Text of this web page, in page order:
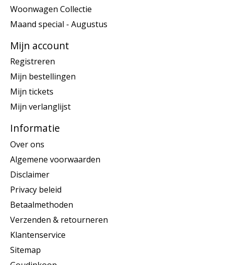
Woonwagen Collectie
Maand special - Augustus
Mijn account
Registreren
Mijn bestellingen
Mijn tickets
Mijn verlanglijst
Informatie
Over ons
Algemene voorwaarden
Disclaimer
Privacy beleid
Betaalmethoden
Verzenden & retourneren
Klantenservice
Sitemap